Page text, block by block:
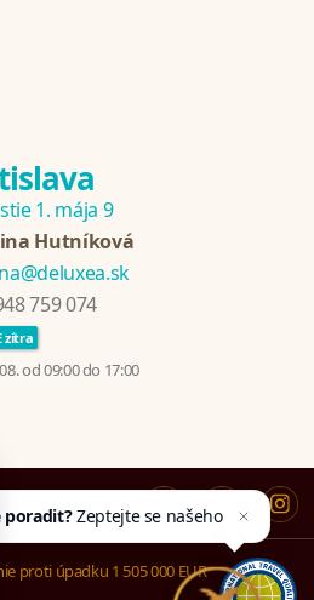
1. mája 9
Hutníková
759 074
zítra
od 09:00 do 17:00
proti úpadku 1 505 000 EUR
Zeptejte se našeho
Chettyho.